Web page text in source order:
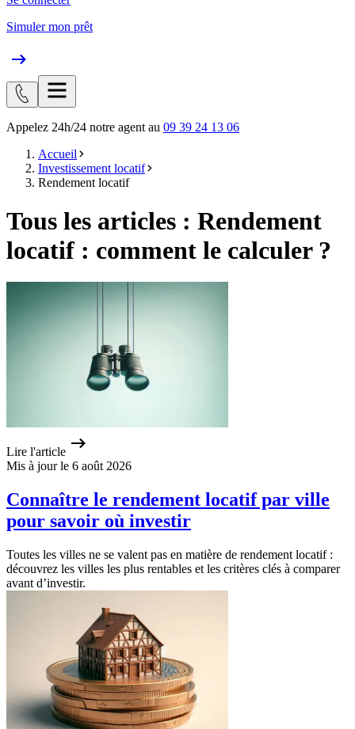
Simuler mon prêt
Appelez 24h/24 notre agent au 09 39 24 13 06
Accueil
Investissement locatif
Rendement locatif
Tous les articles : Rendement
locatif : comment le calculer ?
Lire l'article
Mis à jour le 6 août 2026
Connaître le rendement locatif par ville
pour savoir où investir
Toutes les villes ne se valent pas en matière de rendement locatif :
découvrez les villes les plus rentables et les critères clés à comparer
avant d’investir.